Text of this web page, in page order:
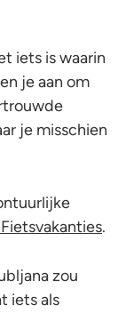
iets is waarin
je aan om
je misschien
.
zou
iets als